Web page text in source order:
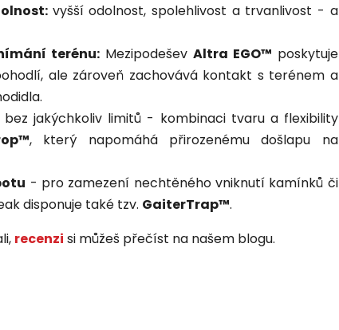
vyšší odolnost, spolehlivost a trvanlivost - a
terénu: MezipodeševAltra EGO™ poskytuje
ale zároveň zachovává kontakt s terénem a
bez jakýchkoliv limitů - kombinaci tvaru a flexibility
, který napomáhá přirozenému došlapu na
- pro zamezení nechtěného vniknutí kamínků či
disponuje také tzv. GaiterTrap™.
recenzi si můžeš přečíst na našem blogu.